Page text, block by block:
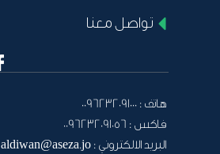
تواصل معنا
هاتف : 0096232091000
فاكس : 0096232091056
البريد الالكتروني : aldiwan@aseza.jo